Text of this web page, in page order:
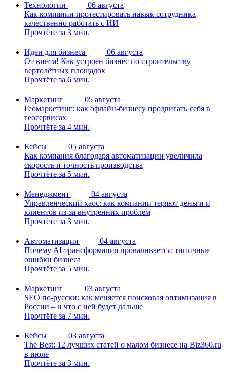
Технологии
06 августа
Как компании протестировать навык сотрудника
качественно работать с ИИ
Прочтёте за 3 мин.
Идеи для бизнеса
06 августа
От винта! Как устроен бизнес по строительству
вертолётных площадок
Прочтёте за 6 мин.
Маркетинг
05 августа
Геомаркетинг: как офлайн-бизнесу продвигать себя в
геосервисах
Прочтёте за 4 мин.
Кейсы
05 августа
Как компания благодаря автоматизации увеличила
скорость и точность производства
Прочтёте за 5 мин.
Менеджмент
04 августа
Управленческий хаос: как компании теряют деньги и
клиентов из-за внутренних проблем
Прочтёте за 3 мин.
Автоматизация
04 августа
Почему AI-трансформация проваливается: типичные
ошибки бизнеса
Прочтёте за 5 мин.
Маркетинг
03 августа
SEO по-русски: как меняется поисковая оптимизация в
России – и что с ней будет дальше
Прочтёте за 7 мин.
Кейсы
03 августа
The Best: 12 лучших статей о малом бизнесе на Biz360.ru
в июле
Прочтёте за 3 мин.